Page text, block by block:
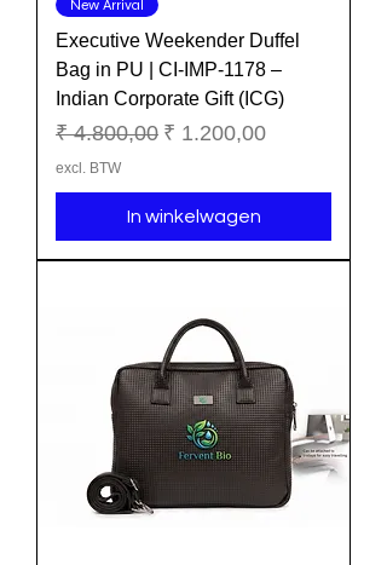
New Arrival
Executive Weekender Duffel
Bag in PU | CI-IMP-1178 –
Indian Corporate Gift (ICG)
Normale prijs
₹ 4.800,00 Verkoopprijs
₹ 1.200,00
excl. BTW
In winkelwagen